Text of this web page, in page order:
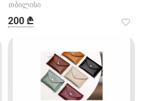
თბილისი
200 ₾